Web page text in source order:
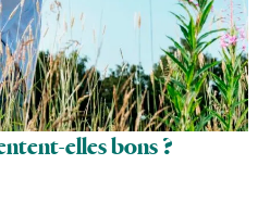
elles bons ?